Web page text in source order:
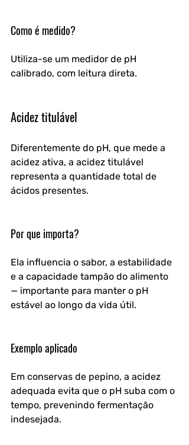
Como é medido?
Utiliza-se um medidor de pH
calibrado, com leitura direta.
Acidez titulável
Diferentemente do pH, que mede a
acidez ativa, a acidez titulável
representa a quantidade total de
ácidos presentes.
Por que importa?
Ela influencia o sabor, a estabilidade
e a capacidade tampão do alimento
— importante para manter o pH
estável ao longo da vida útil.
Exemplo aplicado
Em conservas de pepino, a acidez
adequada evita que o pH suba com o
tempo, prevenindo fermentação
indesejada.